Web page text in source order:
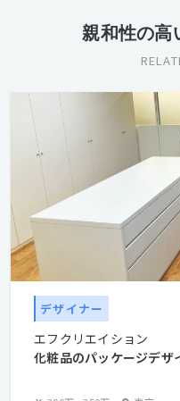
親和性の高
デザイナー
エフクリエイション
化粧品のパッケージデザ